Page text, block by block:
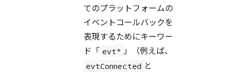
てのプラットフォームの
イベントコールバックを
表現するためにキーワー
ド「 evt* 」（例えば、
evtConnected と